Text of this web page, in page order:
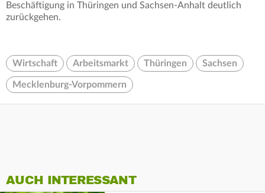
Beschäftigung in Thüringen und Sachsen-Anhalt deutlich
zurückgehen.
Wirtschaft Arbeitsmarkt Thüringen Sachsen
Mecklenburg-Vorpommern
AUCH INTERESSANT